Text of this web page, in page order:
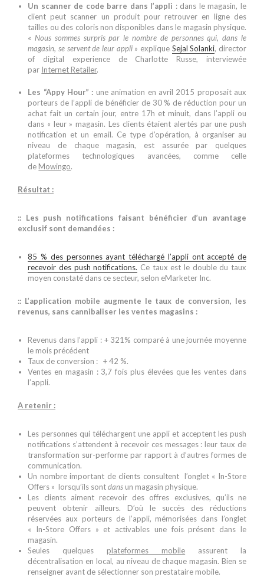
Un scanner de code barre dans l’appli : dans le magasin, le
client peut scanner un produit pour retrouver en ligne des
tailles ou des coloris non disponibles dans le magasin physique.
«Nous sommes surpris par le nombre de personnes qui, dans le
magasin, se servent de leur appli » explique Sejal Solanki, director
of digital experience de Charlotte Russe, interviewée
par Internet Retailer.
Les “Appy Hour” : une animation en avril 2015 proposait aux
porteurs de l’appli de bénéficier de 30 % de réduction pour un
achat fait un certain jour, entre 17h et minuit, dans l’appli ou
dans « leur » magasin. Les clients étaient alertés par une push
notification et un email. Ce type d’opération, à organiser au
niveau de chaque magasin, est assurée par quelques
plateformes technologiques avancées, comme celle
de Mowingo.
Résultat :
:: Les push notifications faisant bénéficier d’un avantage
exclusif sont demandées :
85 % des personnes ayant téléchargé l’appli ont accepté de
recevoir des push notifications. Ce taux est le double du taux
moyen constaté dans ce secteur, selon eMarketer Inc.
:: L’application mobile augmente le taux de conversion, les
revenus, sans cannibaliser les ventes magasins :
Revenus dans l’appli : + 321% comparé à une journée moyenne
le mois précédent
Taux de conversion : + 42 %.
Ventes en magasin : 3,7 fois plus élevées que les ventes dans
l’appli.
A retenir :
Les personnes qui téléchargent une appli et acceptent les push
notifications s’attendent à recevoir ces messages : leur taux de
transformation sur-performe par rapport à d’autres formes de
communication.
Un nombre important de clients consultent l’onglet « In-Store
Offers » lorsqu’ils sontdans un magasin physique.
Les clients aiment recevoir des offres exclusives, qu’ils ne
peuvent obtenir ailleurs. D’où le succès des réductions
réservées aux porteurs de l’appli, mémorisées dans l’onglet
« In-Store Offers » et activables une fois présent dans le
magasin.
Seules quelques plateformes mobile assurent la
décentralisation en local, au niveau de chaque magasin. Bien se
renseigner avant de sélectionner son prestataire mobile.